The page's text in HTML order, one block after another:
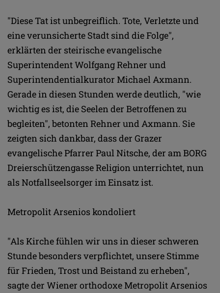
"Diese Tat ist unbegreiflich. Tote, Verletzte und
eine verunsicherte Stadt sind die Folge",
erklärten der steirische evangelische
Superintendent Wolfgang Rehner und
Superintendentialkurator Michael Axmann.
Gerade in diesen Stunden werde deutlich, "wie
wichtig es ist, die Seelen der Betroffenen zu
begleiten", betonten Rehner und Axmann. Sie
zeigten sich dankbar, dass der Grazer
evangelische Pfarrer Paul Nitsche, der am BORG
Dreierschützengasse Religion unterrichtet, nun
als Notfallseelsorger im Einsatz ist.
Metropolit Arsenios kondoliert
"Als Kirche fühlen wir uns in dieser schweren
Stunde besonders verpflichtet, unsere Stimme
für Frieden, Trost und Beistand zu erheben",
sagte der Wiener orthodoxe Metropolit Arsenios